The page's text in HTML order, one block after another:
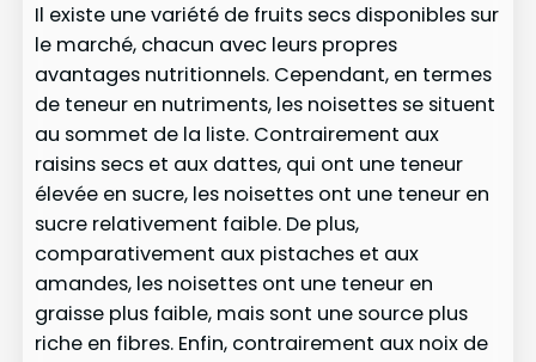
Il existe une variété de fruits secs disponibles sur
le marché, chacun avec leurs propres
avantages nutritionnels. Cependant, en termes
de teneur en nutriments, les noisettes se situent
au sommet de la liste. Contrairement aux
raisins secs et aux dattes, qui ont une teneur
élevée en sucre, les noisettes ont une teneur en
sucre relativement faible. De plus,
comparativement aux pistaches et aux
amandes, les noisettes ont une teneur en
graisse plus faible, mais sont une source plus
riche en fibres. Enfin, contrairement aux noix de